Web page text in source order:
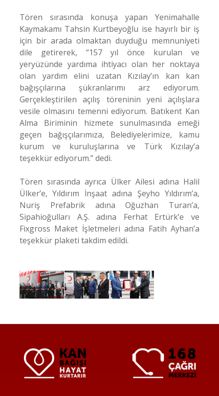
Tören sırasında konuşa yapan Yenimahalle
Kaymakamı Tahsin Kurtbeyoğlu ise hayırlı bir iş
için bir arada olmaktan duyduğu memnuniyeti
dile getirerek, “157 yıl önce kurulan ve
yeryüzünde yardıma ihtiyacı olan her noktaya
olan yardım elini uzatan Kızılay’ın kan kan
bağışçılarına şükranlarımı arz ediyorum.
Gerçekleştirilen açılış töreninin yeni açılışlara
vesile olmasını temenni ediyorum. Batıkent Kan
Alma Biriminin hizmete sunulmasında emeği
geçen bağışçılarımıza, Belediyelerimize, kamu
kurum ve kuruluşlarına ve Türk Kızılay’a
teşekkür ediyorum.” dedi.
Tören sırasında ayrıca Ülker Ailesi adına Halil
Ülker’e, Yıldırım İnşaat adına Şeyho Yıldırım’a,
Nuriş Prefabrik adına Oğuzhan Turan’a,
Sipahioğulları A.Ş. adına Ferhat Ertürk’e ve
Fixgross Maket İşletmeleri adına Fatih Ayhan’a
teşekkür plaketi takdim edildi.